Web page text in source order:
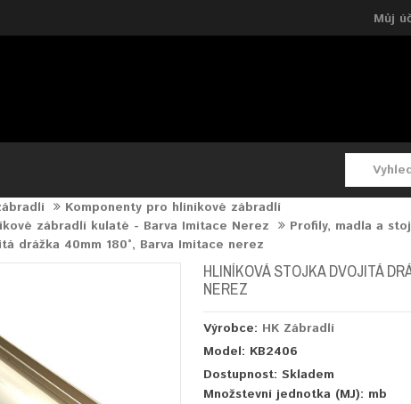
Můj
Komponenty pro hliníkové zábradlí
zábradlí kulaté - Barva Imitace Nerez
Profily, madla a
drážka 40mm 180°, Barva Imitace nerez
HLINÍKOVÁ STOJKA DVOJITÁ
NEREZ
Výrobce: HK Zábradlí
Model: KB2406
Dostupnost: Skladem
Množstevní jednotka (MJ): mb